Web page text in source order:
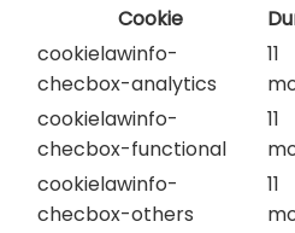
Cookie
cookielawinfo-
checbox-analytics
11
cookielawinfo-
checbox-functional
11
cookielawinfo-
checbox-others
11